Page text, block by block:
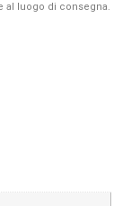
al luogo di consegna.